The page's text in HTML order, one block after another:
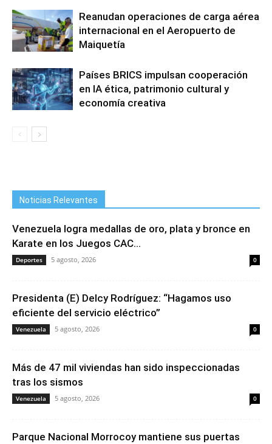
Reanudan operaciones de carga aérea
internacional en el Aeropuerto de
Maiquetía
Países BRICS impulsan cooperación
en IA ética, patrimonio cultural y
economía creativa
Noticias Relevantes
Venezuela logra medallas de oro, plata y bronce en
Karate en los Juegos CAC...
Deportes 5 agosto, 2026 0
Presidenta (E) Delcy Rodríguez: “Hagamos uso
eficiente del servicio eléctrico”
Venezuela 5 agosto, 2026 0
Más de 47 mil viviendas han sido inspeccionadas
tras los sismos
Venezuela 5 agosto, 2026 0
Parque Nacional Morrocoy mantiene sus puertas